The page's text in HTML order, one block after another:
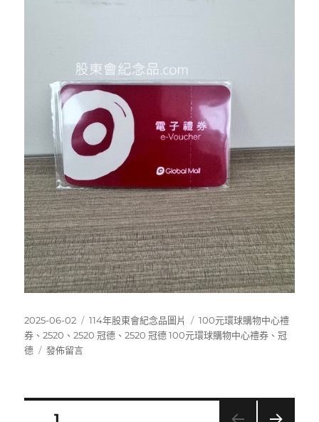
發
佈
日
2025-06-02
分
類
114年股東會紀念品圖片
標
籤
100元環球購物中心禮
券 、2520 、2520 冠德 、2520 冠德 100元環球購物中心禮券 、冠
德
在
發佈留言